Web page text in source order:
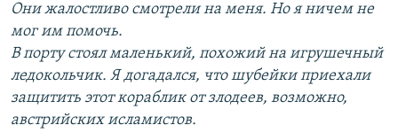
Они жалостливо смотрели на меня. Но я ничем не
мог им помочь.
В порту стоял маленький, похожий на игрушечный
ледокольчик. Я догадался, что шубейки приехали
защитить этот кораблик от злодеев, возможно,
австрийских исламистов.